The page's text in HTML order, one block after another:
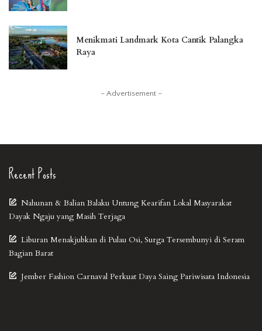
Menikmati Landmark Kota Cantik Palangka
Raya
– Advertisement –
Recent Posts
Nahunan & Balian Balaku Untung Kearifan Lokal Masyarakat
Dayak Ngaju yang Masih Terjaga
Liburan Menakjubkan di Pulau Osi, Surga Tersembunyi di Seram
Bagian Barat
Jember Fashion Carnaval Perkuat Daya Saing Pariwisata Indonesia